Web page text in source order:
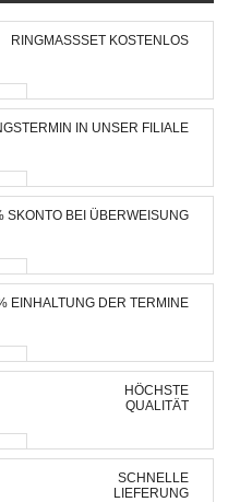
RINGMASSSET KOSTENLOS
IN UNSER FILIALE
SKONTO BEI ÜBERWEISUNG
EINHALTUNG DER TERMINE
HÖCHSTE
QUALITÄT
SCHNELLE
LIEFERUNG